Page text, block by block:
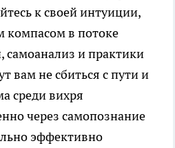
к своей интуиции,
компасом в потоке
и практики
вам не сбиться с пути и
среди вихря
через самопознание
эффективно